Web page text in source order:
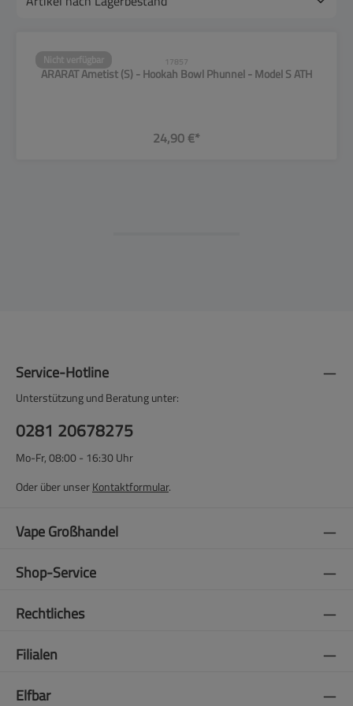
Nicht verfügbar 17857
ARARAT Ametist (S) - Hookah Bowl Phunnel - Model S ATH
24,90 €*
Service-Hotline
Unterstützung und Beratung unter:
0281 20678275
Mo-Fr, 08:00 - 16:30 Uhr
Oder über unserKontaktformular.
Vape Großhandel
Shop-Service
Rechtliches
Filialen
Elfbar